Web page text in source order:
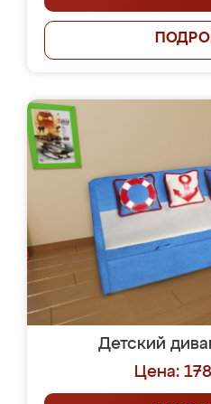
Детский
Цена: